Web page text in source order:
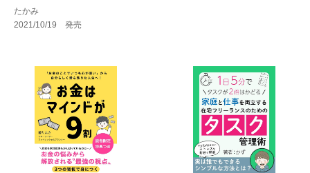
たかみ
2021/10/19 発売